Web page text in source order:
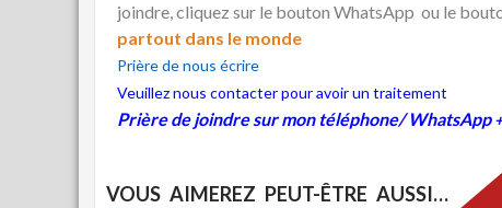
joindre, cliquez sur le bouton WhatsApp ou le
partout dans le monde
Prière de nous écrire
Veuillez nous contacter pour avoir un traitement
Prière de joindre sur mon téléphone/ WhatsApp
VOUS AIMEREZ PEUT-ÊTRE AUSSI…